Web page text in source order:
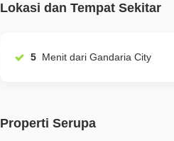
Lokasi dan Tempat Sekitar
5 Menit dari Gandaria City
Properti Serupa